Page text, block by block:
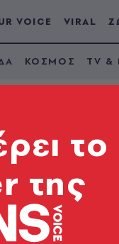
VOICE VIRAL
ΚΟΣΜΟΣ TV &
το
της